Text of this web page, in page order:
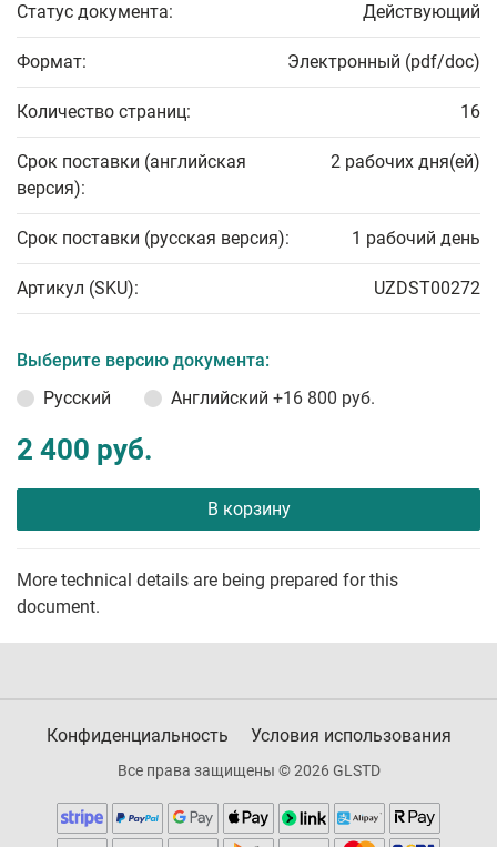
Статус документа: Действующий
Формат: Электронный (pdf/doc)
Количество страниц: 16
Срок поставки (английская
версия):
2 рабочих дня(ей)
Срок поставки (русская версия): 1 рабочий день
Артикул (SKU): UZDST00272
Выберите версию документа:
Русский
Английский +16 800 руб.
2 400 руб.
В корзину
More technical details are being prepared for this
document.
Конфиденциальность Условия использования
Все права защищены © 2026 GLSTD